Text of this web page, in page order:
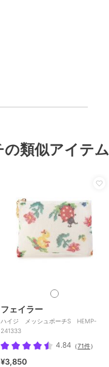
類似アイテム
フェイラー
ハイジ メッシュポーチS HEMP-
241333
4.84 （71件）
¥3,850